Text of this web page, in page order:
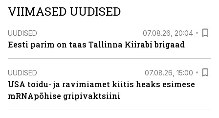
VIIMASED UUDISED
UUDISED 07.08.26, 20:04
Eesti parim on taas Tallinna Kiirabi brigaad
UUDISED 07.08.26, 15:00
USA toidu- ja ravimiamet kiitis heaks esimese
mRNApõhise gripivaktsiini